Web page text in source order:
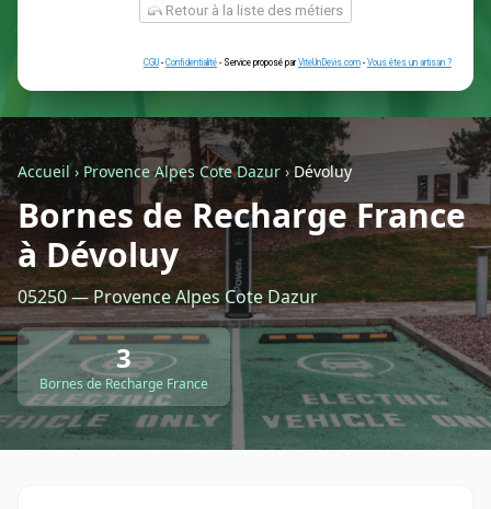
Une simple prise
Je ne sais pas encore
Autre
Retour à la liste des métiers
CGU-Confidentialité- Service proposé parViteUnDevis.com-Vous
Accueil› Provence Alpes Cote Dazur ›Dévoluy
Bornes de Recharge France
à Dévoluy
05250 — Provence Alpes Cote Dazur
3
Bornes de Recharge France